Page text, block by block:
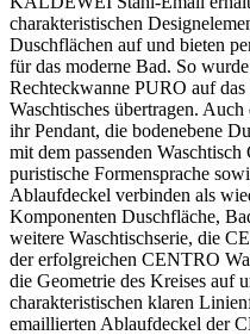
charakteristischen
Duschflächen auf und bieten
für das moderne Bad. So
Rechteckwanne PURO auf
Waschtisches übertragen.
ihr Pendant, die bodenebene
mit dem passenden
puristische Formensprache
Ablaufdeckel verbinden als
Komponenten Duschfläche,
weitere Waschtischserie, die
der erfolgreichen CENTRO
die Geometrie des Kreises auf
charakteristischen klaren
emaillierten Ablaufdeckel der